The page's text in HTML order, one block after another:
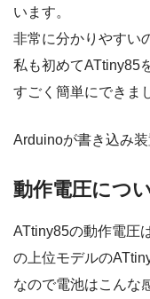
います。
非常に分かりやすい
私も初めてATtiny85
すごく簡単にできま
Arduinoが書き込み
動作電圧につ
ATtiny85の動作電圧
の上位モデルの
なので電池はこんな